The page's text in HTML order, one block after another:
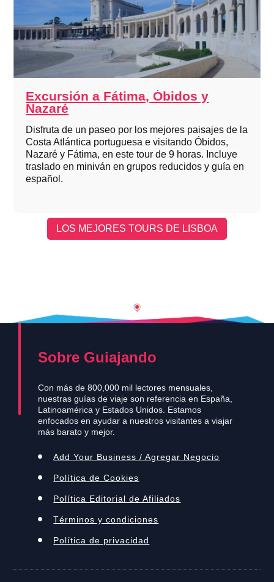
Excursión a Fátima, Óbidos y
Nazaré
Disfruta de un paseo por los mejores paisajes de la
Costa Atlántica portuguesa e visitando Óbidos,
Nazaré y Fátima, en este tour de 9 horas. Incluye
traslado en miniván en grupos reducidos y guía en
español.
LOS MEJORES TOURS DE LISBOA
Sobre Guiajando
Con más de 800,000 mil lectores mensuales,
nuestras guías de viaje son referencia en España,
Latinoamérica y Estados Unidos. Estamos
enfocados en ayudar a nuestros visitantes a viajar
más barato y mejor.
Add Your Business / Agregar Negocio
Política de Cookies
Política Editorial de Afiliados
Términos y condiciones
Política de privacidad